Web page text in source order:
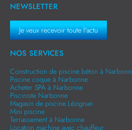
NEWSLETTER
Je veux recevoir toute l'actu
NOS SERVICES
Construction de piscine béton à
Piscine coque à Narbonne
Acheter SPA à Narbonne
Pisciniste Narbonne
Magasin de piscine Lézignan
Mini piscine
Terrassement à Narbonne
Location machine avec chauffeur